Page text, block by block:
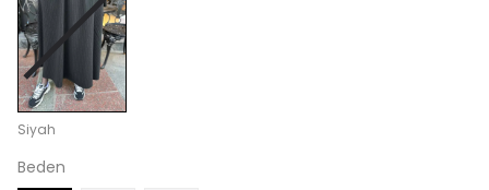
Siyah
Beden